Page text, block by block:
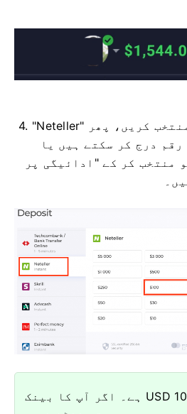
4. "Neteller" ادائیگی کا طریقہ منتخب کریں، پھر
درج کر سکتے ہیں یا
منتخب کر کے "ادائیگی پر
کم از کم ڈپازٹ 10 USD ہے۔ اگر آپ کا بینک